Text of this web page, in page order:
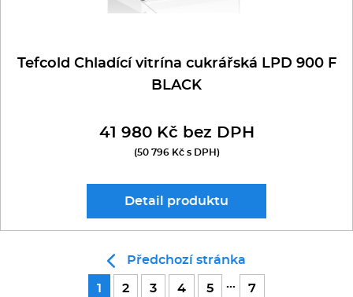
Tefcold Chladící vitrína cukrářská LPD 900 F
BLACK
41 980 Kč bez DPH
(50 796 Kč s DPH)
Detail produktu
Předchozí stránka
1 2 3 4 5 ... 7